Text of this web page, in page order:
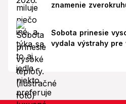
znamenie
Sobota prinesie
vydala výstrahy pre